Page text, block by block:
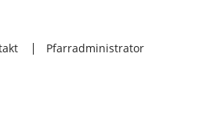
Pfarradministrator